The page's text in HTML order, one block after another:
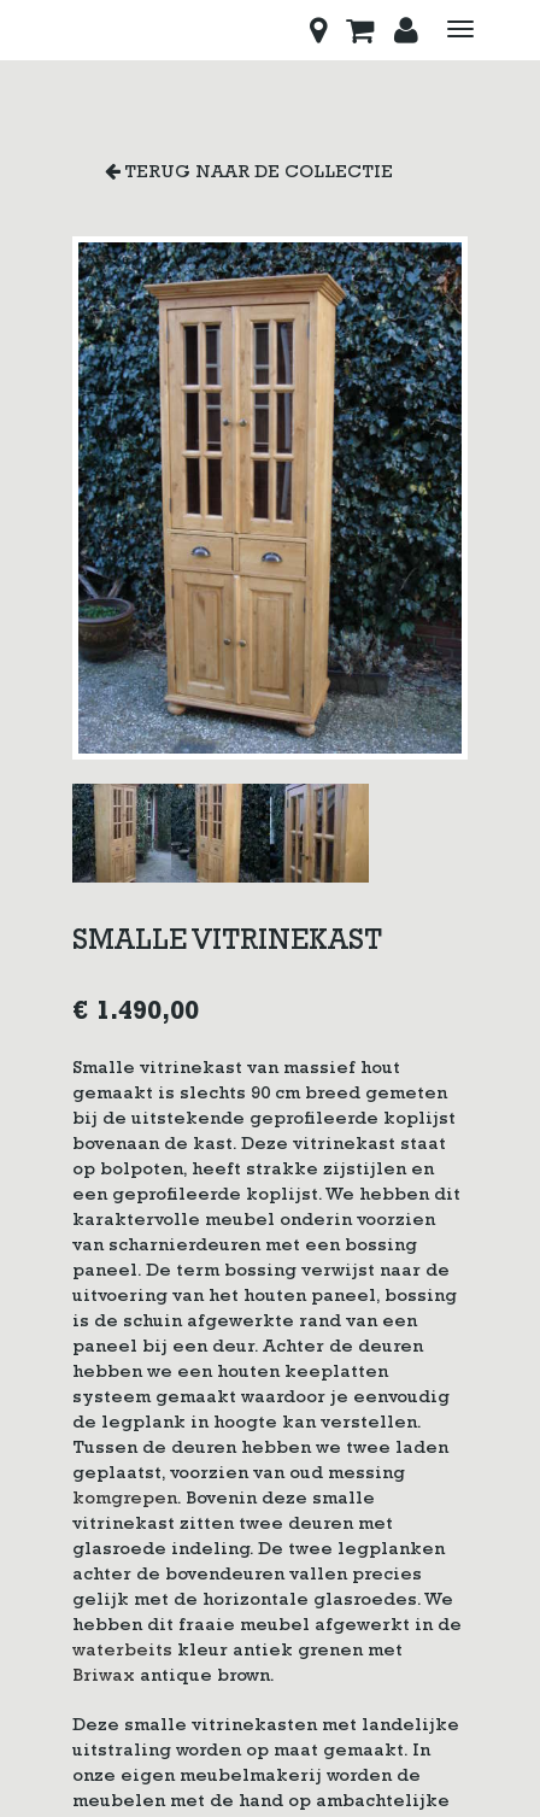
Toggle
TERUG NAAR DE COLLECTIE
SMALLE VITRINEKAST
€ 1.490,00
Smalle vitrinekast van massief hout
gemaakt is slechts 90 cm breed gemeten
bij de uitstekende geprofileerde koplijst
bovenaan de kast. Deze vitrinekast staat
op bolpoten, heeft strakke zijstijlen en
een geprofileerde koplijst. We hebben dit
karaktervolle meubel onderin voorzien
van scharnierdeuren met een bossing
paneel. De term bossing verwijst naar de
uitvoering van het houten paneel, bossing
is de schuin afgewerkte rand van een
paneel bij een deur. Achter de deuren
hebben we een houten keeplatten
systeem gemaakt waardoor je eenvoudig
de legplank in hoogte kan verstellen.
Tussen de deuren hebben we twee laden
geplaatst, voorzien van oud messing
komgrepen. Bovenin deze smalle
vitrinekast zitten twee deuren met
glasroede indeling. De twee legplanken
achter de bovendeuren vallen precies
gelijk met de horizontale glasroedes. We
hebben dit fraaie meubel afgewerkt in de
waterbeits kleur antiek grenen met
Briwax antique brown.
Deze smalle vitrinekasten met landelijke
uitstraling worden op maat gemaakt. In
onze eigen meubelmakerij worden de
meubelen met de hand op ambachtelijke